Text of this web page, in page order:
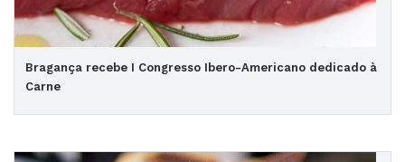
Bragança recebe I Congresso Ibero-Americano dedicado à
Carne